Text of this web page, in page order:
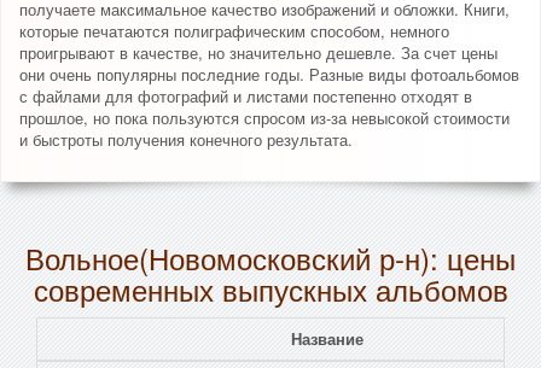
получаете максимальное качество изображений и обложки. Книги,
которые печатаются полиграфическим способом, немного
проигрывают в качестве, но значительно дешевле. За счет цены
они очень популярны последние годы. Разные виды фотоальбомов
с файлами для фотографий и листами постепенно отходят в
прошлое, но пока пользуются спросом из-за невысокой стоимости
и быстроты получения конечного результата.
Вольное(Новомосковский р-н): цены
современных выпускных альбомов
Название